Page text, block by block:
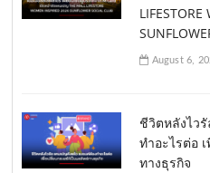
August 6,
ชีวิตหลังไว
ทำอะไรต่อ
ทางธุรกิจ